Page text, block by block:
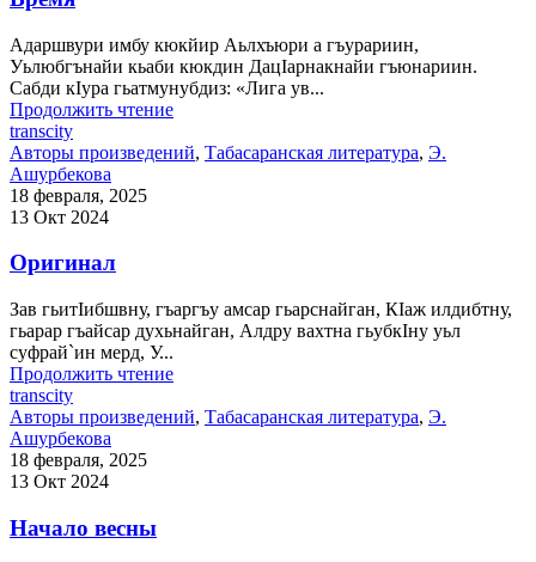
Адаршвури имбу кюкйир Аьлхъюри а гъурариин,
Уьлюбгънайи кьаби кюкдин ДацIарнакнайи гъюнариин.
Сабди кIура гьатмунубдиз: «Лига ув...
Продолжить чтение
transcity
Авторы произведений, Табасаранская литература, Э.
Ашурбекова
18 февраля, 2025
13 Окт 2024
Оригинал
Зав гьитIибшвну, гъаргъу амсар гьарснайган, КIаж илдибтну,
гьарар гъайсар духьнайган, Алдру вахтна гьубкIну уьл
суфрай`ин мерд, У...
Продолжить чтение
transcity
Авторы произведений, Табасаранская литература, Э.
Ашурбекова
18 февраля, 2025
13 Окт 2024
Начало весны